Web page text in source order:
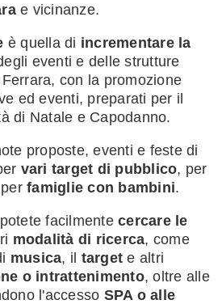
e vicinanze.
è quella di incrementare la
eventi e delle strutture
con la promozione
ed eventi, preparati per il
di Natale e Capodanno.
proposte, eventi e feste di
vari target di pubblico, per
famiglie con bambini.
facilmente cercare le
modalità di ricerca, come
musica, il target e altri
o intrattenimento, oltre alle
l'accesso SPA o alle